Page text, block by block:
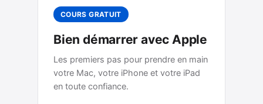
COURS GRATUIT
Bien démarrer avec Apple
Les premiers pas pour prendre en main
votre Mac, votre iPhone et votre iPad
en toute confiance.